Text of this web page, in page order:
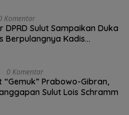
Komentar
DPRD Sulut Sampaikan Duka
Berpulangnya Kadis
0 Komentar
“Gemuk” Prabowo-Gibran,
Sulut Lois Schramm